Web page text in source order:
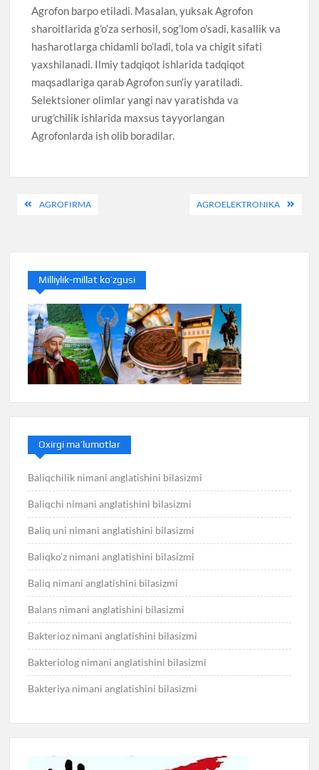
Agrofon barpo etiladi. Masalan, yuksak Agrofon
sharoitlarida g’o’za serhosil, sog’lom o’sadi, kasallik va
hasharotlarga chidamli bo’ladi, tola va chigit sifati
yaxshilanadi. Ilmiy tadqiqot ishlarida tadqiqot
maqsadlariga qarab Agrofon sun’iy yaratiladi.
Selektsioner olimlar yangi nav yaratishda va
urug’chilik ishlarida maxsus tayyorlangan
Agrofonlarda ish olib boradilar.
PostAGROFIRMA AGROELEKTRONIKA
Milliylik-millat ko’zgusi
Oxirgi ma’lumotlar
Baliqchilik nimani anglatishini bilasizmi
Baliqchi nimani anglatishini bilasizmi
Baliq uni nimani anglatishini bilasizmi
Baliqko’z nimani anglatishini bilasizmi
Baliq nimani anglatishini bilasizmi
Balans nimani anglatishini bilasizmi
Bakterioz nimani anglatishini bilasizmi
Bakteriolog nimani anglatishini bilasizmi
Bakteriya nimani anglatishini bilasizmi